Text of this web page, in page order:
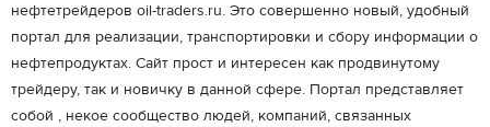
нефтетрейдеров oil-traders.ru. Это совершенно новый, удобный
портал для реализации, транспортировки и сбору информации о
нефтепродуктах. Сайт прост и интересен как продвинутому
трейдеру, так и новичку в данной сфере. Портал представляет
собой , некое сообщество людей, компаний, связанных